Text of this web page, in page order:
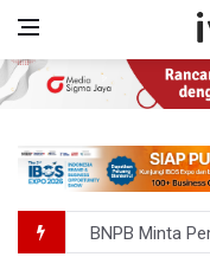
BNPB Minta